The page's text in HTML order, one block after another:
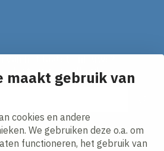
maakt gebruik van
cookies en andere
We gebruiken deze o.a. om
functioneren, het gebruik van
alerts in je mailbox!
privacy statement.